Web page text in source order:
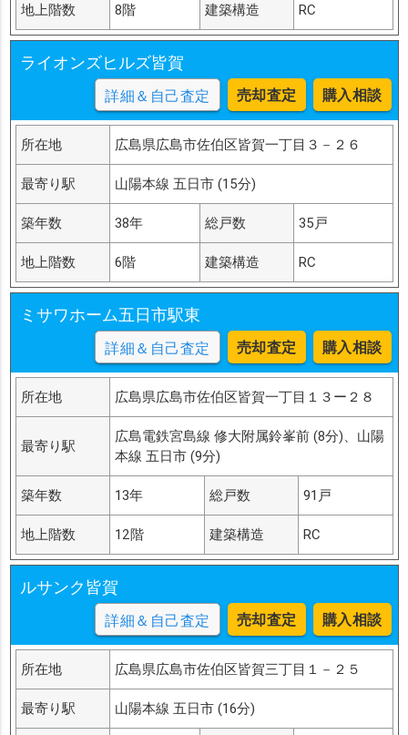
地上階数 8階 建築構造 RC
ライオンズヒルズ皆賀
詳細＆自己査定 売却査定 購入相談
所在地 広島県広島市佐伯区皆賀一丁目３－２６
最寄り駅 山陽本線 五日市 (15分)
築年数 38年 総戸数 35戸
地上階数 6階 建築構造 RC
ミサワホーム五日市駅東
詳細＆自己査定 売却査定 購入相談
所在地 広島県広島市佐伯区皆賀一丁目１３ー２８
最寄り駅
広島電鉄宮島線 修大附属鈴峯前 (8分)、山陽
本線 五日市 (9分)
築年数 13年 総戸数 91戸
地上階数 12階 建築構造 RC
ルサンク皆賀
詳細＆自己査定 売却査定 購入相談
所在地 広島県広島市佐伯区皆賀三丁目１－２５
最寄り駅 山陽本線 五日市 (16分)